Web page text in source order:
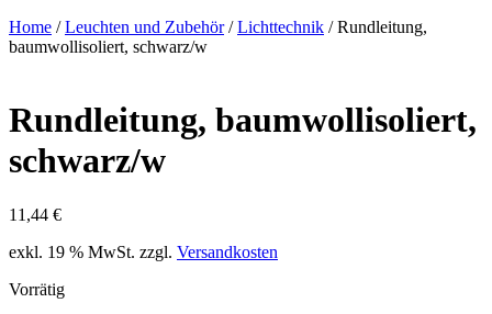
Home /Leuchten und Zubehör/Lichttechnik / Rundleitung,
baumwollisoliert, schwarz/w
Rundleitung, baumwollisoliert,
schwarz/w
11,44 €
exkl. 19 % MwSt. zzgl. Versandkosten
Vorrätig